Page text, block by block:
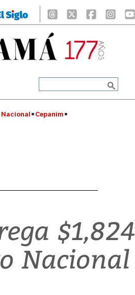
Cepanim
$1,824
Nacional